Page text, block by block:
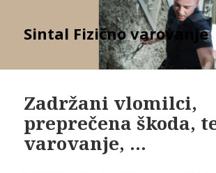
Sintal Fizično varovanje
Zadržani vlomilci,
preprečena škoda,
varovanje, …